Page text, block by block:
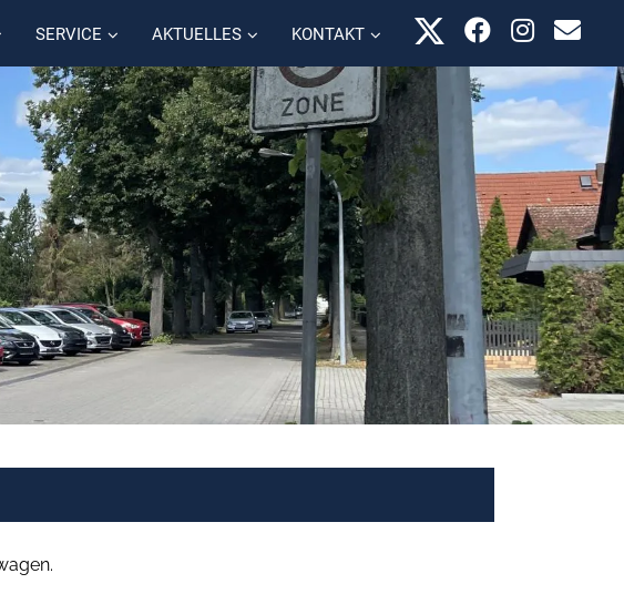
SERVICE AKTUELLES KONTAKT